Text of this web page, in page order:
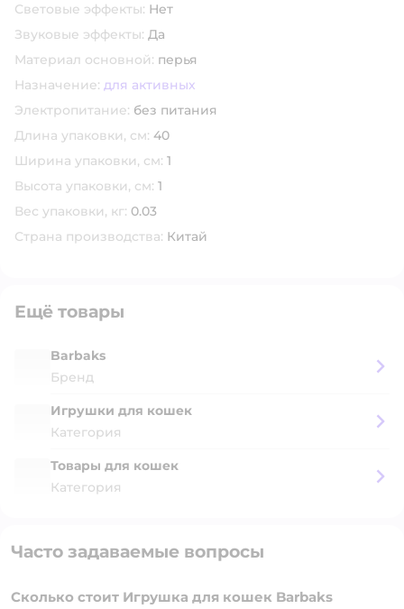
Световые эффекты: Нет
Звуковые эффекты: Да
Материал основной: перья
Назначение: для активных
Электропитание: без питания
Длина упаковки, см: 40
Ширина упаковки, см: 1
Высота упаковки, см: 1
Вес упаковки, кг: 0.03
Страна производства: Китай
Ещё товары
Barbaks
Бренд
Игрушки для кошек
Категория
Товары для кошек
Категория
Часто задаваемые вопросы
Сколько стоит Игрушка для кошек Barbaks